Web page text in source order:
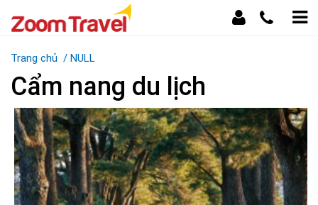
Trang chủ / NULL
Cẩm nang du lịch